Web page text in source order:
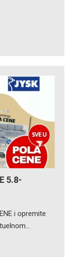
5.8-
i opremite